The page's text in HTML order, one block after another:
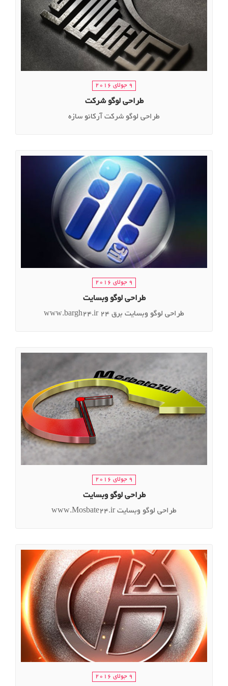
9 جولای 2016
طراحی لوگو شرکت
طراحی لوگو شرکت آرکانو سازه
9 جولای 2016
طراحی لوگو وبسایت
طراحی لوگو وبسایت برق 24 www.bargh24.ir
9 جولای 2016
طراحی لوگو وبسایت
طراحی لوگو وبسایت www.Mosbate24.ir
9 جولای 2016